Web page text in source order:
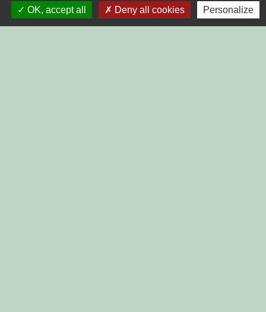
Liens
OK, accept all
Deny all cookies Personalize